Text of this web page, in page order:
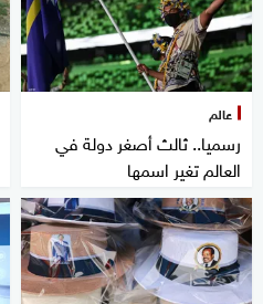
عالم
رسميا.. ثالث أصغر دولة في
العالم تغير اسمها